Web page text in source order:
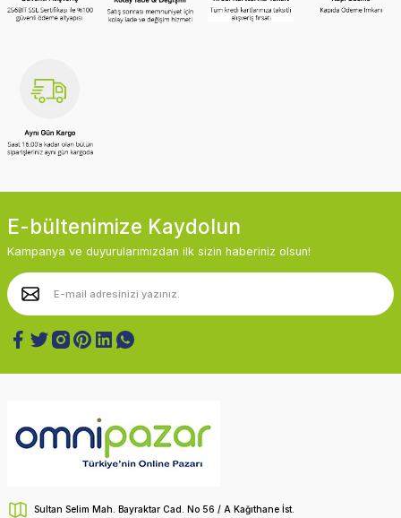
E-bültenimize Kaydolun
Kampanya ve duyurularımızdan ilk sizin haberiniz olsun!
Sultan Selim Mah. Bayraktar Cad. No 56 / A Kağıthane İst.